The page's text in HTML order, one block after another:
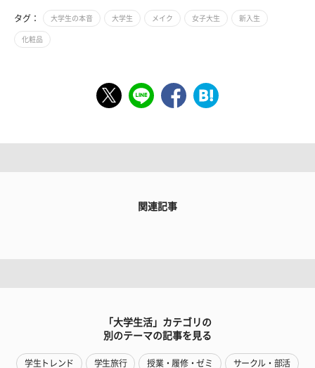
タグ： 大学生の本音 大学生 メイク 女子大生 新入生
化粧品
関連記事
「大学生活」カテゴリの
別のテーマの記事を見る
学生トレンド 学生旅行 授業・履修・ゼミ サークル・部活